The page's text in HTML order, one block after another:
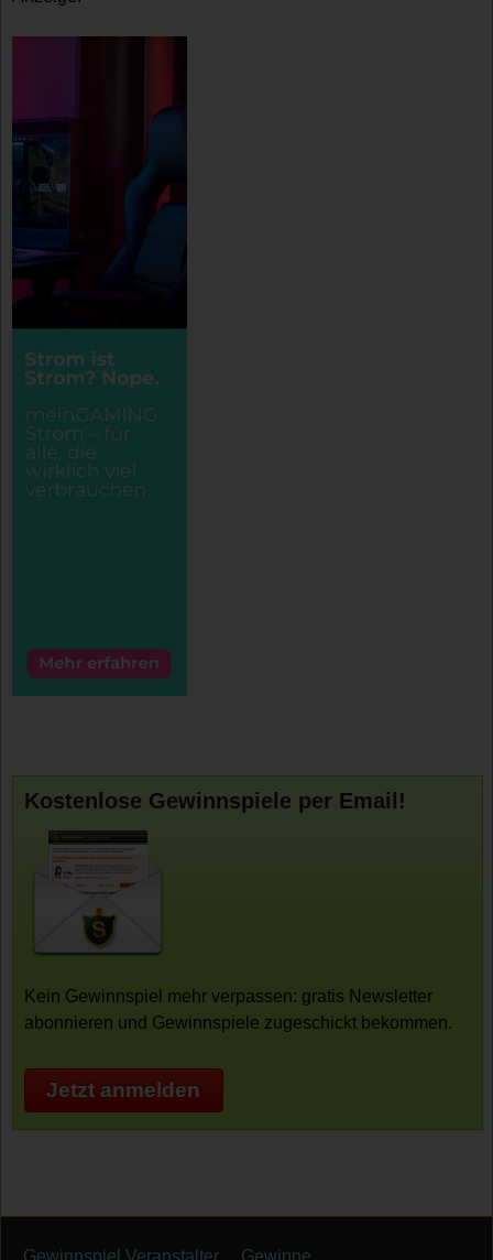
Kostenlose Gewinnspiele per Email!
Kein Gewinnspiel mehr verpassen: gratis Newsletter
abonnieren und Gewinnspiele zugeschickt bekommen.
Jetzt anmelden
Gewinnspiel Veranstalter Gewinne